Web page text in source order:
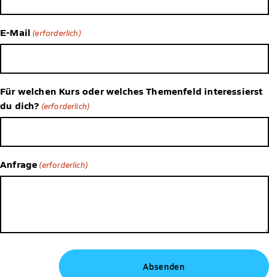
E-Mail (erforderlich)
Für welchen Kurs oder welches Themenfeld interessierst
du dich? (erforderlich)
Anfrage (erforderlich)